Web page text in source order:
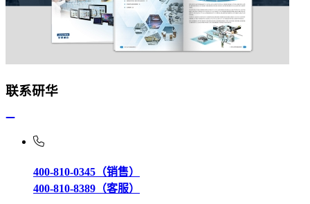
联系研华
400-810-0345（销售）
400-810-8389（客服）